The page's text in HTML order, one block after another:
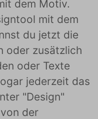
dem Motiv.
mit dem
du jetzt die
oder zusätzlich
oder Texte
jederzeit das
"Design"
der